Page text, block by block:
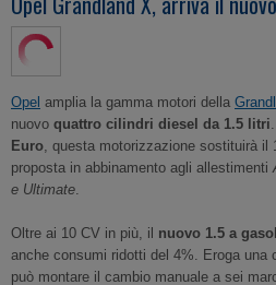
Opel amplia la gamma motori della
nuovo quattro cilindri diesel da 1.5 litri
Euro, questa motorizzazione sostituirà il
proposta in abbinamento agli allestimenti
e Ultimate.
Oltre ai 10 CV in più, il nuovo 1.5 a
anche consumi ridotti del 4%. Eroga una
può montare il cambio manuale a sei